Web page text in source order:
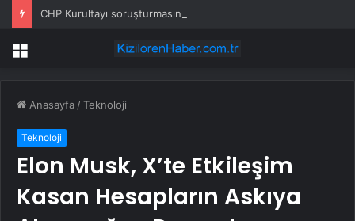
Menü
Anasayfa /Teknoloji
Teknoloji
Elon Musk, X’te Etkileşim
Kasan Hesapların Askıya